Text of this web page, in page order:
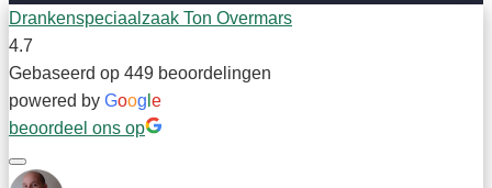
Drankenspeciaalzaak Ton Overmars
4.7
Gebaseerd op 449 beoordelingen
powered by Goog e
beoordeel ons op